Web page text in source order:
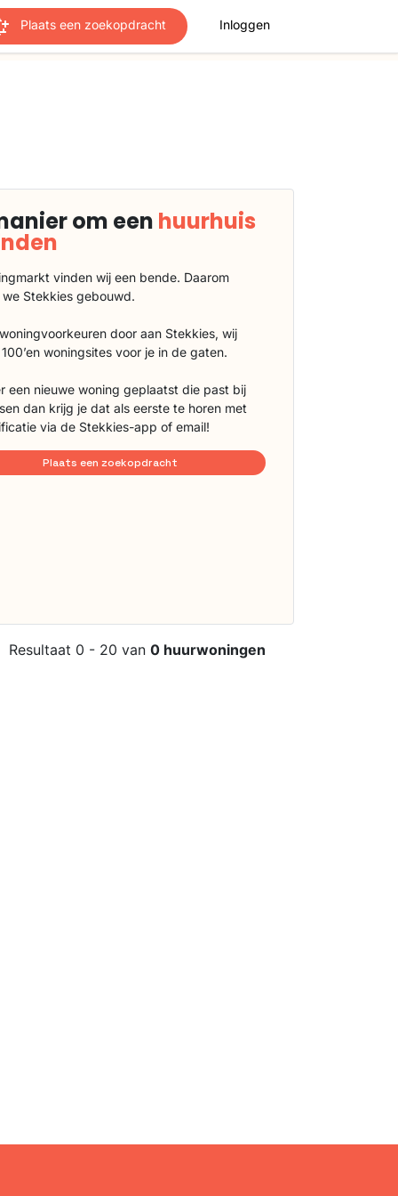
Plaats een zoekopdracht Inloggen
om een huurhuis
vinden wij een bende. Daarom
Stekkies gebouwd.
door aan Stekkies, wij
woningsites voor je in de gaten.
een nieuwe woning geplaatst die past bij
dan krijg je dat als eerste te horen met
via de Stekkies-app of email!
Plaats een zoekopdracht
Resultaat 0 - 20 van 0 huurwoningen